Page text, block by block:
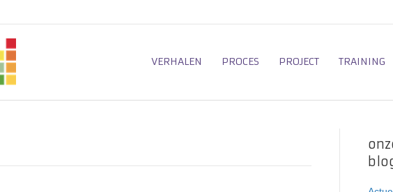
VERHALEN PROCES PROJECT TRAINING